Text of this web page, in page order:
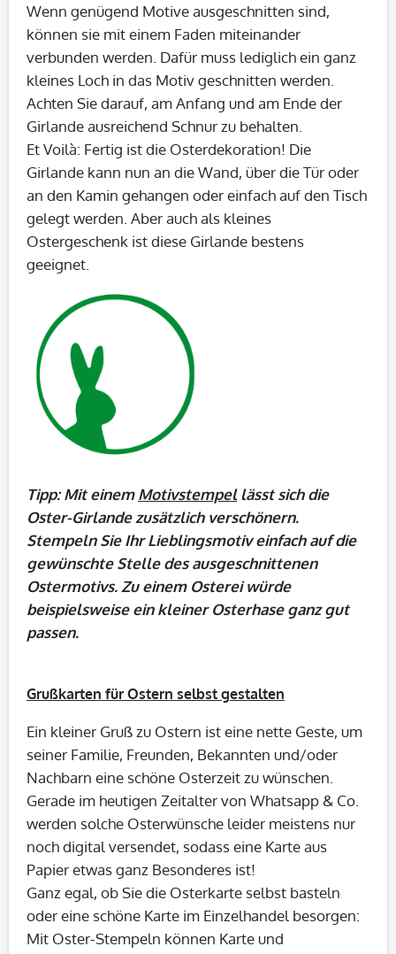
Wenn genügend Motive ausgeschnitten sind,
können sie mit einem Faden miteinander
verbunden werden. Dafür muss lediglich ein ganz
kleines Loch in das Motiv geschnitten werden.
Achten Sie darauf, am Anfang und am Ende der
Girlande ausreichend Schnur zu behalten.
Et Voilà: Fertig ist die Osterdekoration! Die
Girlande kann nun an die Wand, über die Tür oder
an den Kamin gehangen oder einfach auf den Tisch
gelegt werden. Aber auch als kleines
Ostergeschenk ist diese Girlande bestens
geeignet.
Tipp: Mit einemMotivstempellässt sich die
Oster-Girlande zusätzlich verschönern.
Stempeln Sie Ihr Lieblingsmotiv einfach auf die
gewünschte Stelle des ausgeschnittenen
Ostermotivs. Zu einem Osterei würde
beispielsweise ein kleiner Osterhase ganz gut
passen.
Grußkarten für Ostern selbst gestalten
Ein kleiner Gruß zu Ostern ist eine nette Geste, um
seiner Familie, Freunden, Bekannten und/oder
Nachbarn eine schöne Osterzeit zu wünschen.
Gerade im heutigen Zeitalter von Whatsapp & Co.
werden solche Osterwünsche leider meistens nur
noch digital versendet, sodass eine Karte aus
Papier etwas ganz Besonderes ist!
Ganz egal, ob Sie die Osterkarte selbst basteln
oder eine schöne Karte im Einzelhandel besorgen:
Mit Oster-Stempeln können Karte und